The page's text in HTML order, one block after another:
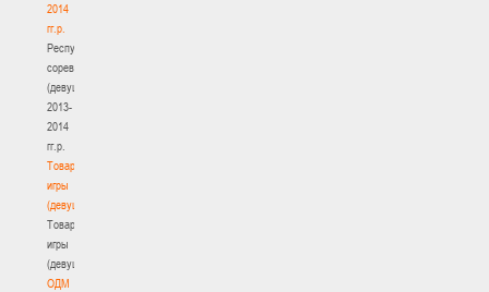
2014
гг.р.
Республиканские
соревнования
(девушки)
2013-
2014
гг.р.
Товарищеские
игры
(девушки)
Товарищеские
игры
(девушки)
ОДМ